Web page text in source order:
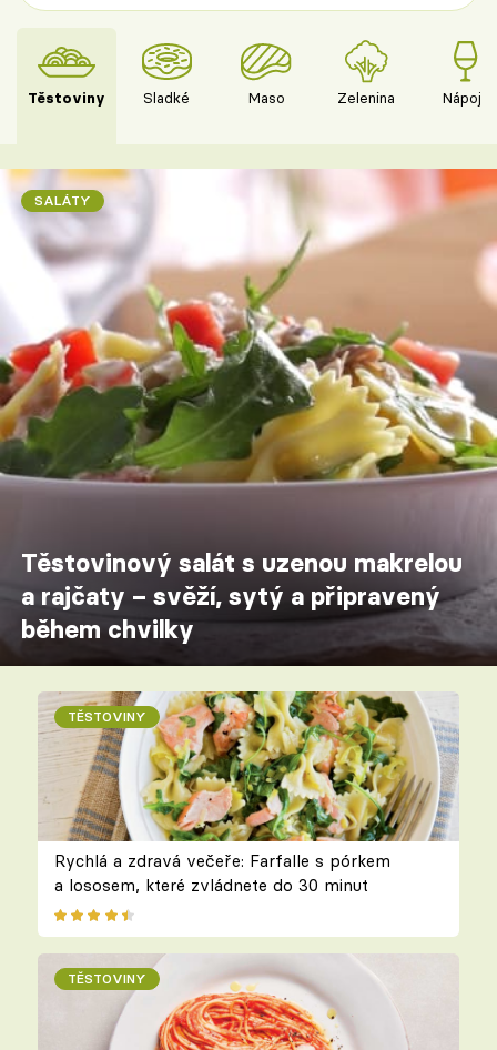
Těstoviny Sladké Maso Zelenina Nápoje
SALÁTY
Těstovinový salát s uzenou makrelou
a rajčaty – svěží, sytý a připravený
během chvilky
TĚSTOVINY
Rychlá a zdravá večeře: Farfalle s pórkem
a lososem, které zvládnete do 30 minut
TĚSTOVINY